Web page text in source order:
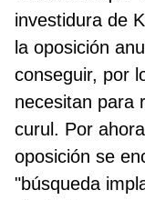
investidura de
la oposición
conseguir, por
necesitan para
curul. Por
oposición se
"búsqueda